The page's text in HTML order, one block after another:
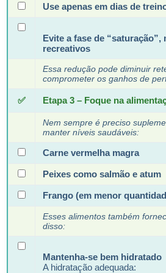
Use apenas em dias de
Evite a fase de
recreativos
Essa redução pode diminuir
comprometer os ganhos de
✅ Etapa 3 – Foque na
Nem sempre é preciso
manter níveis saudáveis:
Carne vermelha magra
Peixes como salmão e atum
Frango (em menor
Esses alimentos também
disso:
Mantenha-se bem hidratado
A hidratação adequada: